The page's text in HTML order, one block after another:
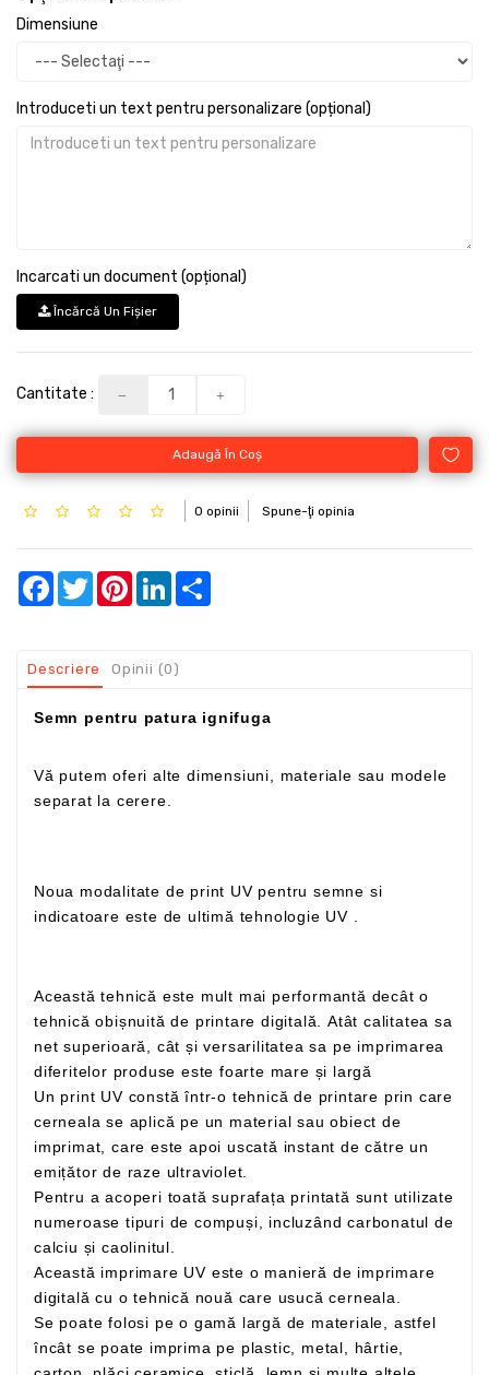
Dimensiune
Introduceti un text pentru personalizare (opțional)
Incarcati un document (opțional)
Încărcă Un Fişier
Cantitate :
Adaugă În Coş
0 opinii Spune-ţi opinia
Facebook
TwitterPinterestLinkedIn
Descriere Opinii (0)
Semn pentru patura ignifuga
Vă putem oferi alte dimensiuni, materiale sau modele
separat la cerere.
Noua modalitate de print UV pentru semne si
indicatoare este de ultimă tehnologie UV .
Această tehnică este mult mai performantă decât o
tehnică obișnuită de printare digitală. Atât calitatea sa
net superioară, cât și versarilitatea sa pe imprimarea
diferitelor produse este foarte mare și largă
Un print UV constă într-o tehnică de printare prin care
cerneala se aplică pe un material sau obiect de
imprimat, care este apoi uscată instant de către un
emițător de raze ultraviolet.
Pentru a acoperi toată suprafața printată sunt utilizate
numeroase tipuri de compuși, incluzând carbonatul de
calciu și caolinitul.
Această imprimare UV este o manieră de imprimare
digitală cu o tehnică nouă care usucă cerneala.
Se poate folosi pe o gamă largă de materiale, astfel
încât se poate imprima pe plastic, metal, hârtie,